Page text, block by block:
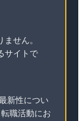
せん。
サイトで
新性につい
職活動にお